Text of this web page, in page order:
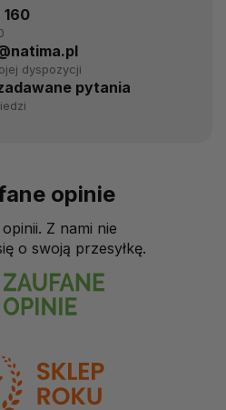
160
dyspozycji
pytania
opinie
Z nami nie
o swoją przesyłkę.